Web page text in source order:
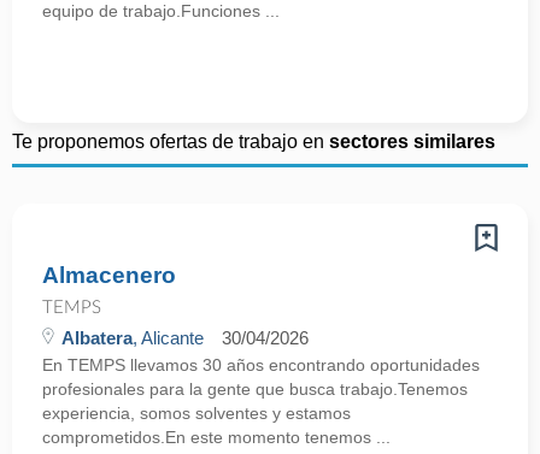
equipo de trabajo.Funciones ...
Te proponemos ofertas de trabajo en sectores similares
Almacenero
TEMPS
Albatera, Alicante 30/04/2026
En TEMPS llevamos 30 años encontrando oportunidades
profesionales para la gente que busca trabajo.Tenemos
experiencia, somos solventes y estamos
comprometidos.En este momento tenemos ...